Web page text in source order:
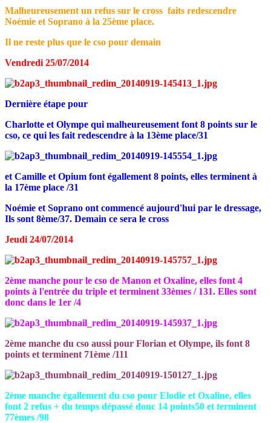
Malheureusement un refus sur le cross faits redescendre
Noémie et Soprano à la 25ème place.
Il ne reste plus que le cso pour demain
Vendredi 25/07/2014
Dernière étape pour
Charlotte et Olympe qui malheureusement font 8 points sur le
cso, ce qui les fait redescendre à la 13ème place/31
et Camille et Opium font égallement 8 points, elles terminent à
la 17ème place /31
Noémie et Soprano ont commencé aujourd'hui par le dressage,
Ils sont 8ème/37. Demain ce sera le cross
Jeudi 24/07/2014
2ème manche pour le cso de Manon et Oxaline, elles font 4
points à l'entrée du triple et terminent 33èmes / 131. Elles sont
donc dans le 1er /4
2ème manche du cso aussi pour Florian et Olympe, ils font 8
points et terminent 71ème /111
2ème manche égallement du cso pour Elodie et Oxaline, elles
font 2 refus + du temps dépassé donc 14 points50 et terminent
77èmes /98